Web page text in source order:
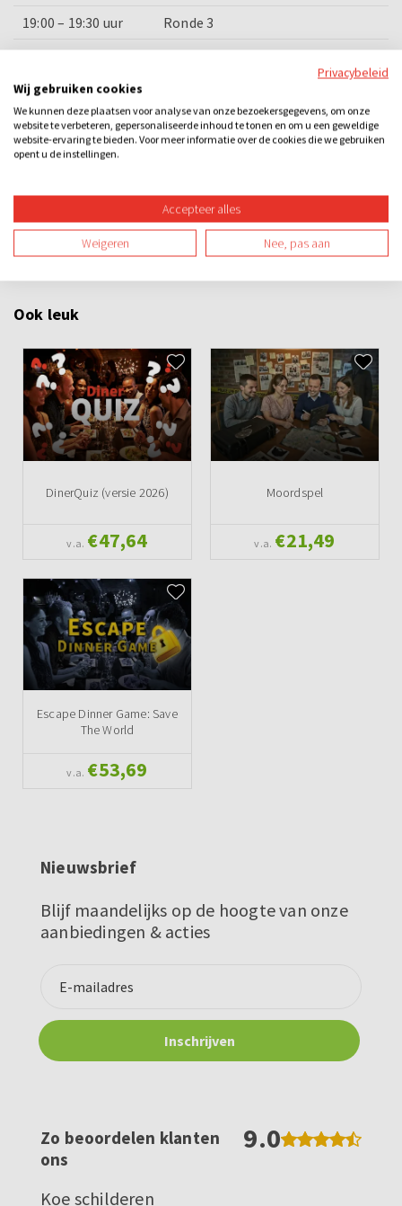
19:00 – 19:30 uur
Ronde 3
20:00 – 20:30 uur
Categorieën
Groepsuitje
Avond Overdag Binnen Spel Teambuilding
Ook leuk
DinerQuiz (versie 2026)
v.a. €47,64
Moordspel
v.a. €21,49
Escape Dinner Game: Save
The World
v.a. €53,69
Nieuwsbrief
Blijf maandelijks op de hoogte van onze
aanbiedingen & acties
Zo beoordelen klanten
ons
9.0
Koe schilderen
Privacybeleid
Wij gebruiken cookies
We kunnen deze plaatsen voor analyse van onze bezoekersgegevens, om onze
website te verbeteren, gepersonaliseerde inhoud te tonen en om u een geweldige
website-ervaring te bieden. Voor meer informatie over de cookies die we gebruiken
opent u de instellingen.
Accepteer alles
Weigeren Nee, pas aan